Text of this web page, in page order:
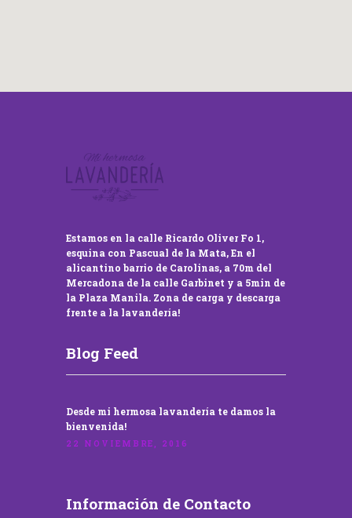
Estamos en la calle Ricardo Oliver Fo 1,
esquina con Pascual de la Mata, En el
alicantino barrio de Carolinas, a 70m del
Mercadona de la calle Garbinet y a 5min de
la Plaza Manila. Zona de carga y descarga
frente a la lavandería!
Blog Feed
Desde mi hermosa lavandería te damos la
bienvenida!
22 NOVIEMBRE, 2016
Información de Contacto